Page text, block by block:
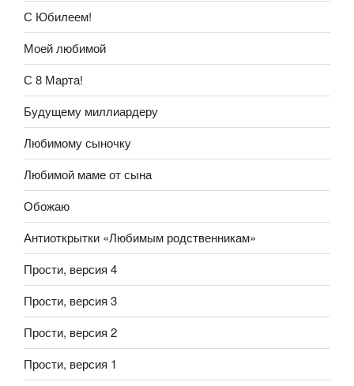
С Юбилеем!
Моей любимой
С 8 Марта!
Будущему миллиардеру
Любимому сыночку
Любимой маме от сына
Обожаю
Антиоткрытки «Любимым родственникам»
Прости, версия 4
Прости, версия 3
Прости, версия 2
Прости, версия 1